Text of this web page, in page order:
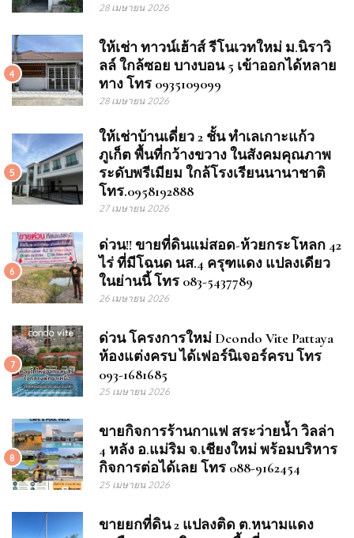
28 เมษายน 2026
4
ให้เช่า ทาวน์เฮ้าส์ รีโนเวทใหม่ ม.นิราวิ
ลล์ ใกล้ซอย บางบอน 5 เข้าออกได้หลาย
ทาง โทร 0935109099
28 เมษายน 2026
5
ให้เช่าบ้านเดี่ยว 2 ชั้น ทำเลเกาะแก้ว
ภูเก็ต พื้นที่กว้างขวาง ในสังคมคุณภาพ
ระดับพรีเมียม ใกล้โรงเรียนนานาชาติ
โทร.0958192888
27 เมษายน 2026
6
ด่วน!! ขายที่ดินแม่สอด-ห้วยกระโหลก 42
ไร่ ที่มีโฉนด นส.4 ครุฑแดง แปลงเดียว
ในย่านนี้ โทร 083-5437789
26 เมษายน 2026
7
ด่วน โครงการใหม่ Dcondo Vite Pattaya
ห้องแต่งครบ ได้เฟอร์นิเจอร์ครบ โทร
093-1681685
25 เมษายน 2026
8
ขายกิจการร้านกาแฟ สระว่ายน้ำ วิลล่า
4 หลัง อ.แม่ริม จ.เชียงใหม่ พร้อมบริหาร
กิจการต่อได้เลย โทร 088-9162454
25 เมษายน 2026
ขายยกที่ดิน 2 แปลงติด ต.หนามแดง